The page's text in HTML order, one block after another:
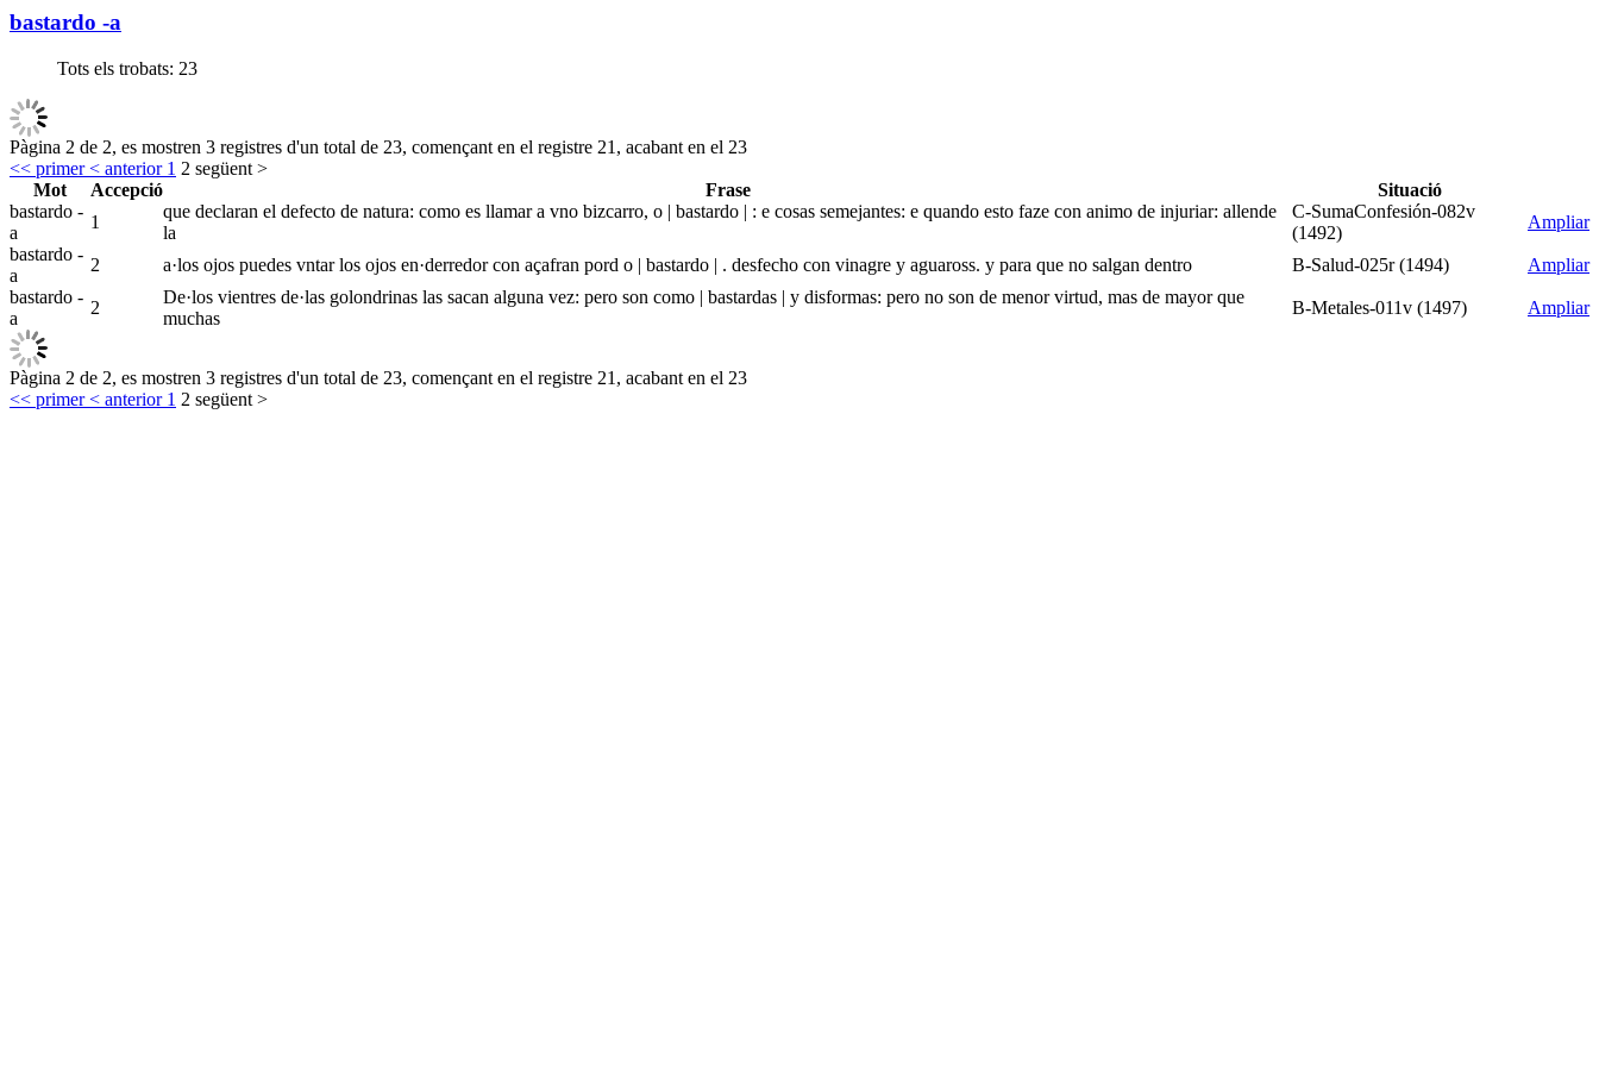
bastardo -a
Tots els trobats: 23
Pàgina 2 de 2, es mostren 3 registres d'un total de 23, començant en el registre 21, acabant en el 23
<< primer< anterior 1 2 següent >
Mot
Accepció Frase
Situació
bastardo -
a
1
que declaran el defecto de natura: como es llamar a vno bizcarro, o | bastardo | : e cosas semejantes: e quando esto faze con animo de injuriar: allende
la
C-SumaConfesión-082v
(1492)
Ampliar
bastardo -
a
2 a·los ojos puedes vntar los ojos en·derredor con açafran pord o | bastardo | . desfecho con vinagre y aguaross. y para que no salgan dentro B-Salud-025r (1494)
Ampliar
bastardo -
a
2
De·los vientres de·las golondrinas las sacan alguna vez: pero son como | bastardas | y disformas: pero no son de menor virtud, mas de mayor que
muchas
B-Metales-011v (1497) Ampliar
Pàgina 2 de 2, es mostren 3 registres d'un total de 23, començant en el registre 21, acabant en el 23
<< primer< anterior 1 2 següent >